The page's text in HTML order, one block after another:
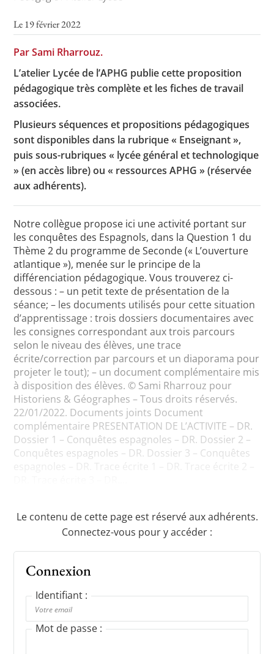
Toutes les actualités
Les rendez-vous de l’APHG
Concours de recrutement
Concours scolaires
Conférences, tables rondes
Critique d’ouvrages publiés
Le 19 février 2022
Par Sami Rharrouz.
L’atelier Lycée de l’APHG publie cette proposition
pédagogique très complète et les fiches de travail
associées.
Plusieurs séquences et propositions pédagogiques
sont disponibles dans la rubrique « Enseignant »,
puis sous-rubriques « lycée général et technologique
» (en accès libre) ou « ressources APHG » (réservée
aux adhérents).
Notre collègue propose ici une activité portant sur
les conquêtes des Espagnols, dans la Question 1 du
Thème 2 du programme de Seconde (« L’ouverture
atlantique »), menée sur le principe de la
différenciation pédagogique. Vous trouverez ci-
dessous : – un petit texte de présentation de la
séance; – les documents utilisés pour cette situation
d’apprentissage : trois dossiers documentaires avec
les consignes correspondant aux trois parcours
selon le niveau des élèves, une trace
écrite/correction par parcours et un diaporama pour
projeter le tout); – un document complémentaire mis
à disposition des élèves. © Sami Rharrouz pour
Historiens & Géographes – Tous droits réservés.
22/01/2022. Documents joints Document
complémentaire PRESENTATION DE L’ACTIVITE – DR.
Dossier 1 – Conquêtes espagnoles – DR. Dossier 2 –
Conquêtes espagnoles – DR. Dossier 3 – Conquêtes
Le contenu de cette page est réservé aux adhérents.
Connectez-vous pour y accéder :
Connexion
Identifiant :
Mot de passe :